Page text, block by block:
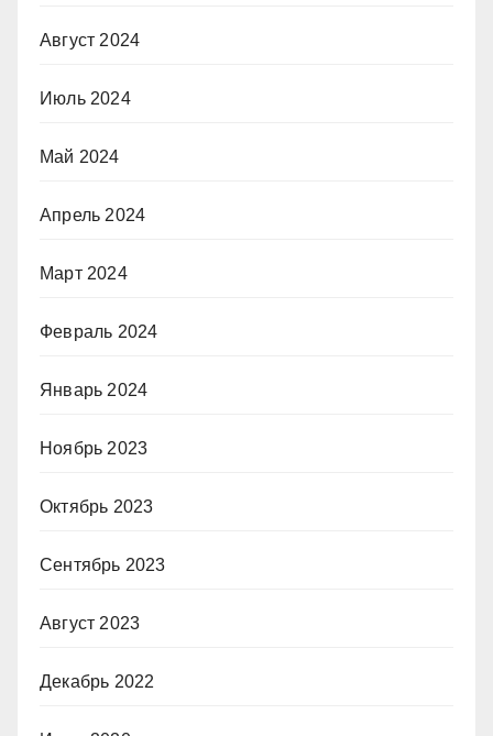
Август 2024
Июль 2024
Май 2024
Апрель 2024
Март 2024
Февраль 2024
Январь 2024
Ноябрь 2023
Октябрь 2023
Сентябрь 2023
Август 2023
Декабрь 2022